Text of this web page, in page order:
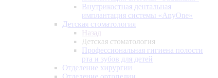
Внутрикостная дентальная
имплантация системы «AnyOne»
Детская стоматология
Назад
Детская стоматология
Профессиональная гигиена полости
рта и зубов для детей
Отделение хирургии
Отделение ортопедии